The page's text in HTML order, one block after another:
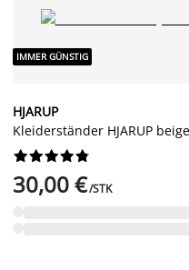
IMMER GÜNSTIG
HJARUP
Kleiderständer HJARUP beige






30,00 €/STK